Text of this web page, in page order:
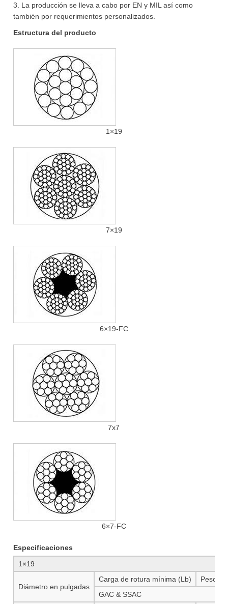
3. La producción se lleva a cabo por EN y MIL así como
también por requerimientos personalizados.
Estructura del producto
1×19
7×19
6×19-FC
7x7
6×7-FC
Especificaciones
1×19
Diámetro en pulgadas
Carga de rotura mínima (Lb)
Peso
GAC & SSAC